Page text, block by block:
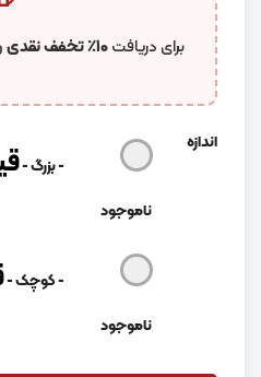
برای دریافت۱۰٪ تخفف نقدی
اندازه
-بزرگ-
ناموجود
-کوچک-
ناموجود